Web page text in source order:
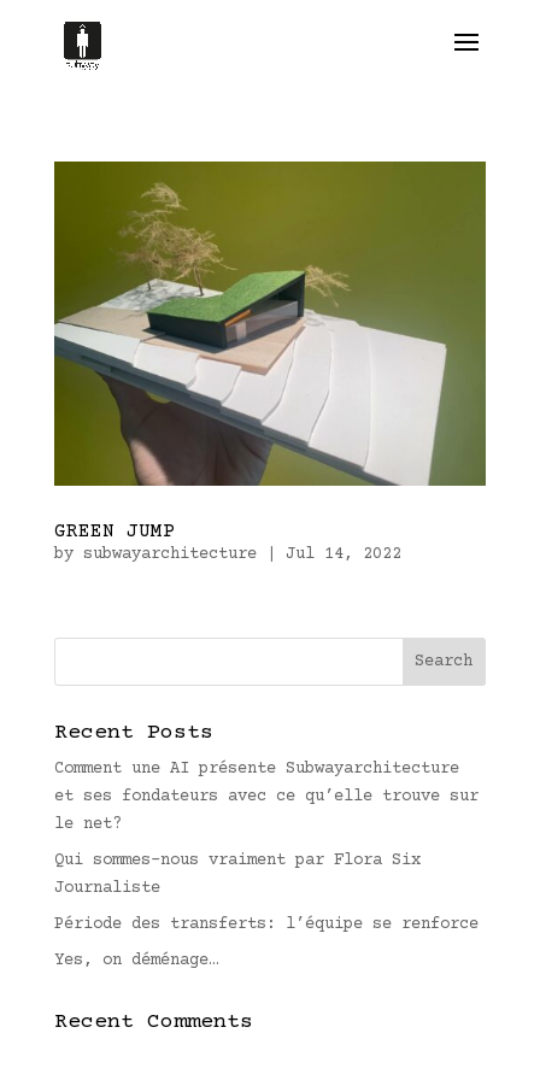
GREEN JUMP
by subwayarchitecture| Jul 14, 2022
Recent Posts
Comment une AI présente Subwayarchitecture
et ses fondateurs avec ce qu’elle trouve sur
le net?
Qui sommes-nous vraiment par Flora Six
Journaliste
Période des transferts: l’équipe se renforce
Yes, on déménage…
Recent Comments